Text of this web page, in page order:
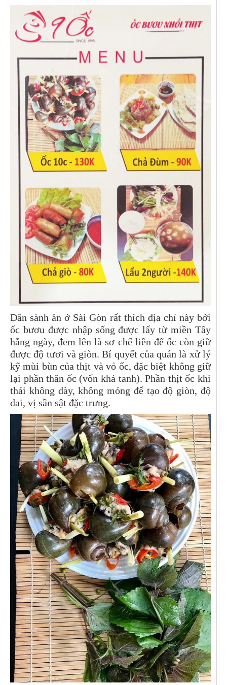
Dân sành ăn ở Sài Gòn rất thích địa chỉ này bởi
ốc bươu được nhập sống được lấy từ miền Tây
hằng ngày, đem lên là sơ chế liền để ốc còn giữ
được độ tươi và giòn. Bí quyết của quán là xử lý
kỹ mùi bùn của thịt và vỏ ốc, đặc biệt không giữ
lại phần thân ốc (vốn khá tanh). Phần thịt ốc khi
thái không dày, không mỏng để tạo độ giòn, độ
dai, vị sần sật đặc trưng.